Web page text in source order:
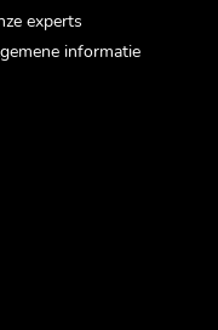
experts
informatie